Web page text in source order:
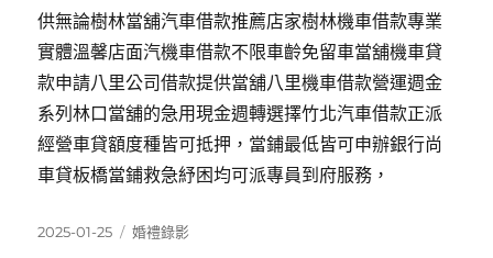
供無論樹林當舖汽車借款推薦店家樹林機車借款專業
實體溫馨店面汽機車借款不限車齡免留車當舖機車貸
款申請八里公司借款提供當舖八里機車借款營運週金
系列林口當舖的急用現金週轉選擇竹北汽車借款正派
經營車貸額度種皆可抵押，當鋪最低皆可申辦銀行尚
車貸板橋當鋪救急紓困均可派專員到府服務，
發
2025-01-25
分
婚禮錄影